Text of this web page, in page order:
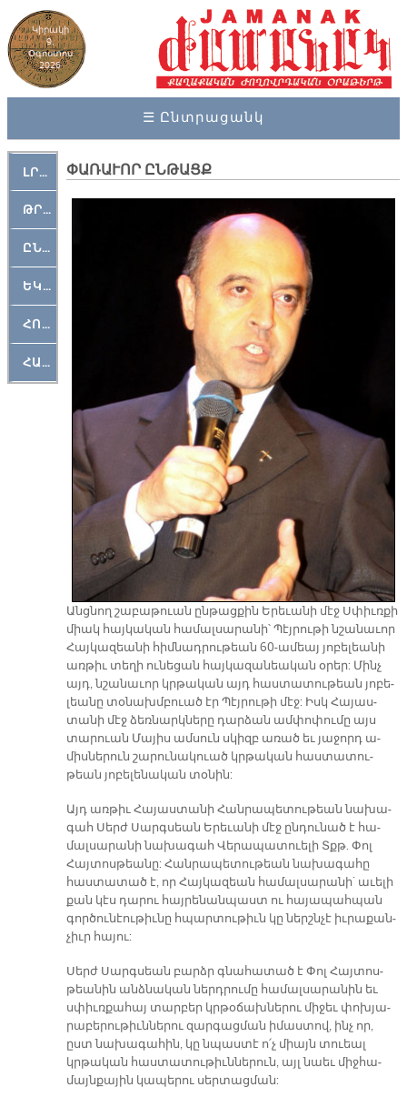
Կիրակի
9,
Օգոստոս
2026
☰ Ընտրացանկ
ԼՐԱՀՈՍ
ԹՐՔԱՀԱՅ ԿԵԱՆՔ
ԸՆԿԵՐԱՄՇԱԿՈՒԹԱՅԻՆ
ԵԿԵՂԵՑԱԿԱՆ
ՀՈԳԵՄՏԱՒՈՐ
ՀԱՐԹԱԿ
ՓԱՌԱՒՈՐ ԸՆԹԱՑՔ
Անց­նող շա­բա­թուան ըն­թաց­քին Ե­րե­ւա­նի մէջ Սփիւռ­քի
միակ հայ­կա­կան հա­մալ­սա­րա­նի՝ Պէյ­րու­թի նշա­նա­ւոր
Հայ­կա­զեա­նի հիմ­նադ­րու­թեան 60-ա­մեայ յո­բե­լեա­նի
առ­թիւ տե­ղի ու­նե­ցան հայ­կա­զա­նեա­կան օ­րեր: Մինչ
այդ, նշա­նա­ւոր կրթա­կան այդ հաս­տա­տու­թեան յո­բե­
լեա­նը տօ­նախմ­բուած էր Պէյ­րու­թի մէջ: Իսկ Հա­յաս­
տա­նի մէջ ձեռ­նարկ­նե­րը դար­ձան ամ­փո­փու­մը այս
տա­րուան Մա­յիս ամ­սուն սկիզբ ա­ռած եւ յա­ջորդ ա­
միս­նե­րուն շա­րու­նա­կուած կրթա­կան հաս­տա­տու­
թեան յո­բե­լե­նա­կան տօ­նին:
Այդ առ­թիւ Հա­յաս­տա­նի Հան­րա­պե­տու­թեան նա­խա­
գահ Սերժ Սարգ­սեան Ե­րե­ւա­նի մէջ ըն­դու­նած է հա­
մալ­սա­րա­նի նա­խա­գահ Վե­րա­պա­տուե­լի Տքթ. Փոլ
Հայ­տոս­թեա­նը: Հան­րա­պե­տու­թեան նա­խա­գա­հը
հաս­տա­տած է, որ Հայ­կա­զեան հա­մալ­սա­րա­նի` ա­ւե­լի
քան կէս դա­րու հայ­րե­նան­պաստ ու հա­յա­պահ­պան
գոր­ծու­նէու­թիւ­նը հպար­տու­թիւն կը ներշն­չէ իւ­րա­քան­
չիւր հա­յու:
Սերժ Սարգ­սեան բարձր գնա­հա­տած է Փոլ Հայ­տոս­
թեա­նին անձ­նա­կան ներդ­րու­մը հա­մալ­սա­րա­նին եւ
սփիւռ­քա­հայ տար­բեր կրթօ­ճախ­նե­րու մի­ջեւ փոխ­յա­
րա­բե­րու­թիւն­նե­րու զար­գաց­ման ի­մաս­տով, ինչ որ,
ըստ նա­խա­գա­հին, կը նպաս­տէ ո՛չ միայն տուեալ
կրթա­կան հաս­տա­տու­թիւն­նե­րուն, այլ նաեւ միջ­հա­
մայն­քա­յին կա­պե­րու սեր­տաց­ման: